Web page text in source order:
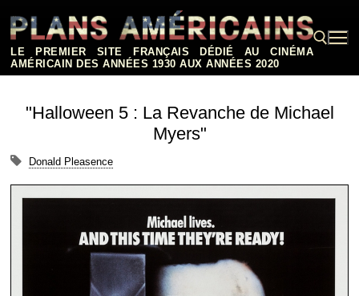
contenu
LE PREMIER SITE FRANÇAIS DÉDIÉ AU CINÉMA
AMÉRICAIN DES ANNÉES 1930 AUX ANNÉES 2020
"Halloween 5 : La Revanche de Michael
Myers"
Donald Pleasence